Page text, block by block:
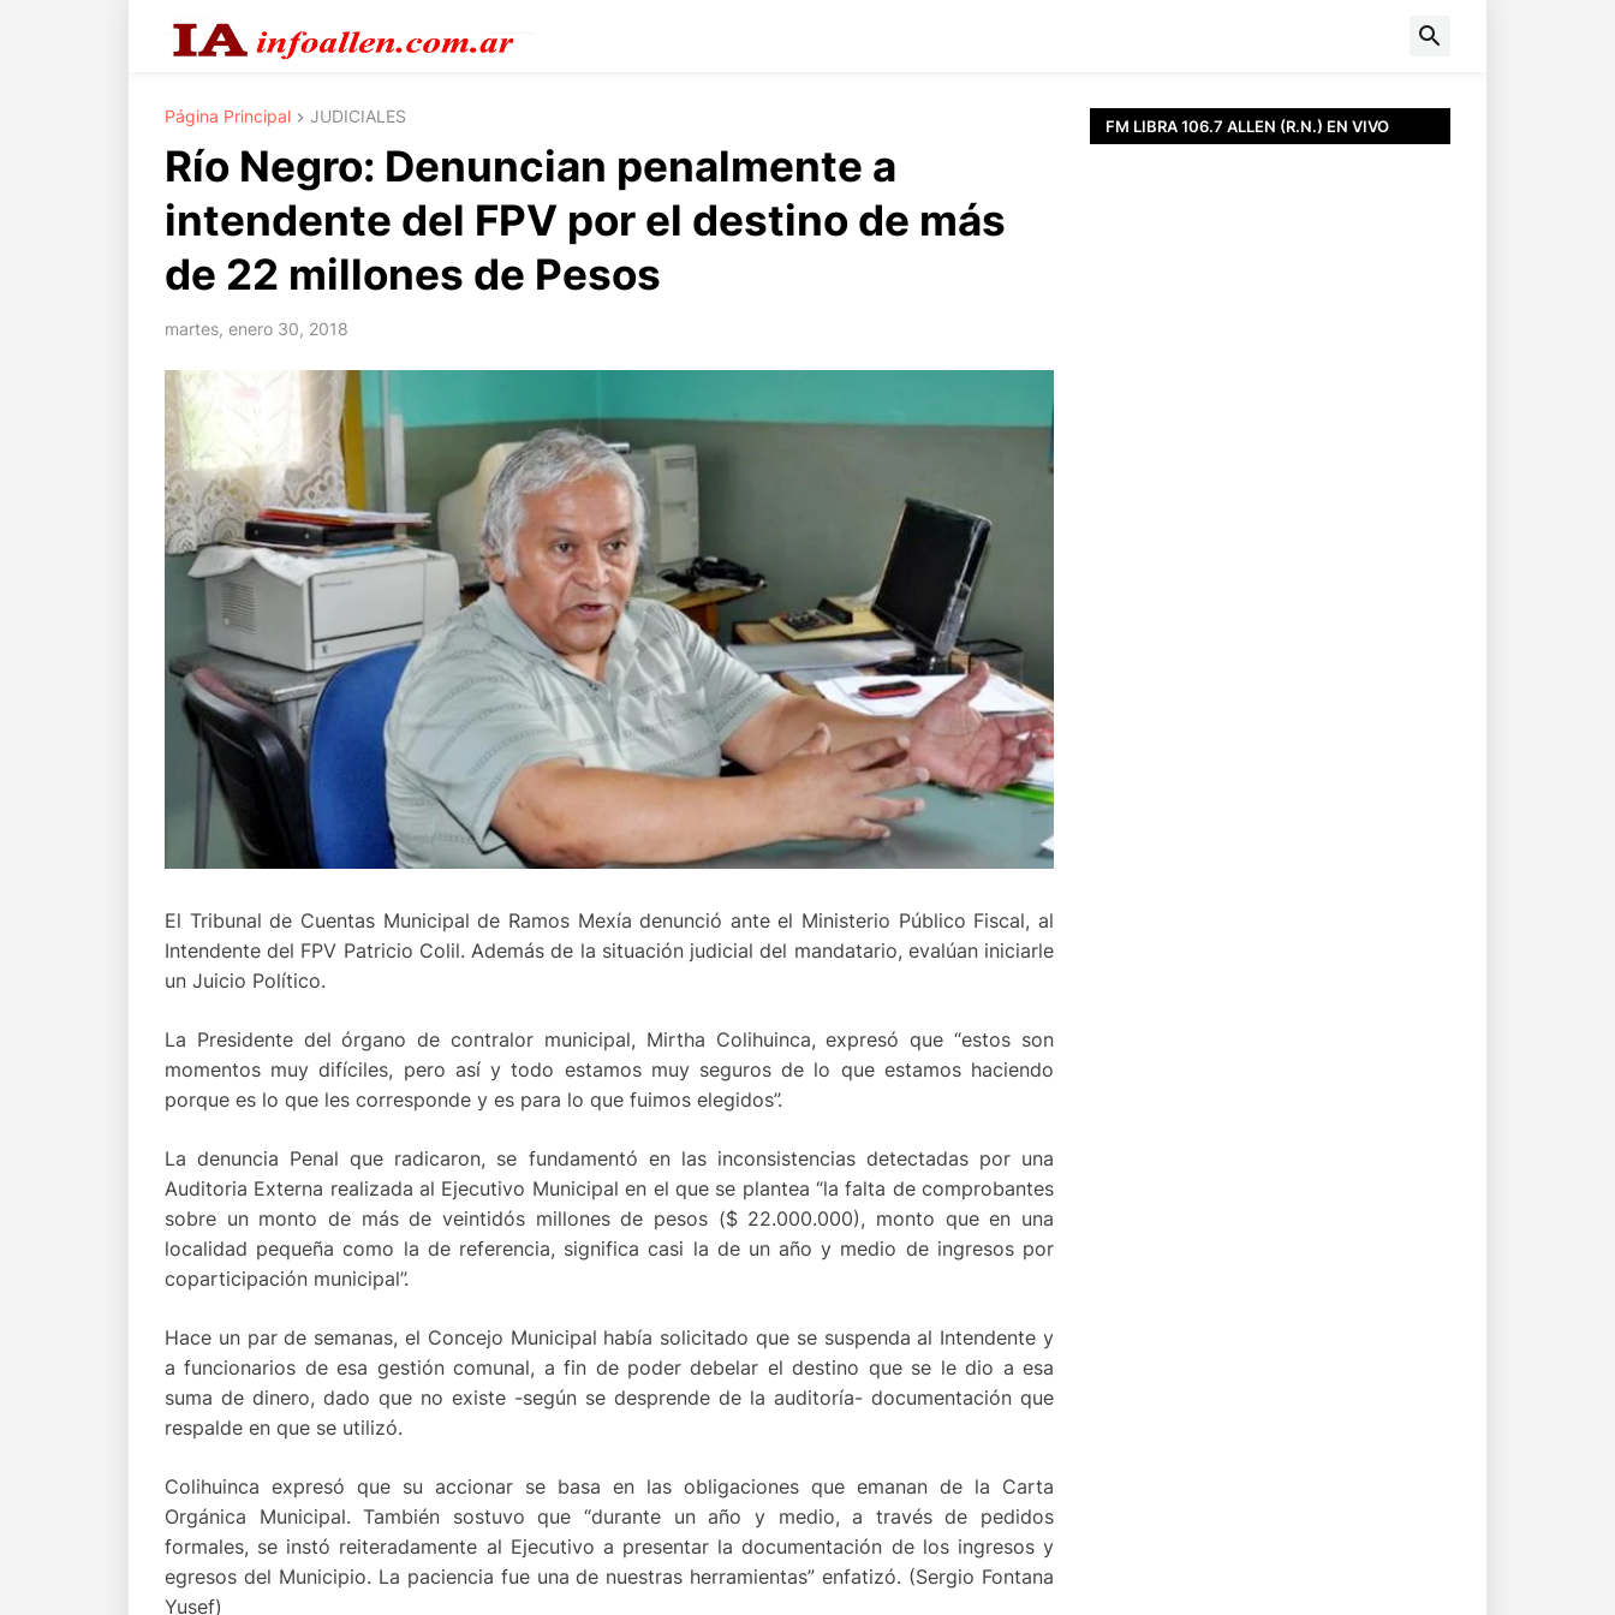
Página Principal JUDICIALES
Río Negro: Denuncian penalmente a
intendente del FPV por el destino de más
de 22 millones de Pesos
martes, enero 30, 2018
El Tribunal de Cuentas Municipal de Ramos Mexía denunció ante el Ministerio Público Fiscal, al
Intendente del FPV Patricio Colil. Además de la situación judicial del mandatario, evalúan iniciarle
un Juicio Político.
La Presidente del órgano de contralor municipal, Mirtha Colihuinca, expresó que “estos son
momentos muy difíciles, pero así y todo estamos muy seguros de lo que estamos haciendo
porque es lo que les corresponde y es para lo que fuimos elegidos”.
La denuncia Penal que radicaron, se fundamentó en las inconsistencias detectadas por una
Auditoria Externa realizada al Ejecutivo Municipal en el que se plantea “la falta de comprobantes
sobre un monto de más de veintidós millones de pesos ($ 22.000.000), monto que en una
localidad pequeña como la de referencia, significa casi la de un año y medio de ingresos por
coparticipación municipal”.
Hace un par de semanas, el Concejo Municipal había solicitado que se suspenda al Intendente y
a funcionarios de esa gestión comunal, a fin de poder debelar el destino que se le dio a esa
suma de dinero, dado que no existe -según se desprende de la auditoría- documentación que
respalde en que se utilizó.
Colihuinca expresó que su accionar se basa en las obligaciones que emanan de la Carta
Orgánica Municipal. También sostuvo que “durante un año y medio, a través de pedidos
formales, se instó reiteradamente al Ejecutivo a presentar la documentación de los ingresos y
egresos del Municipio. La paciencia fue una de nuestras herramientas” enfatizó. (Sergio Fontana
Yusef)
FM LIBRA 106.7 ALLEN (R.N.) EN VIVO